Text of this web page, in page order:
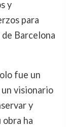
y
para
Barcelona
fue un
visionario
y
ha